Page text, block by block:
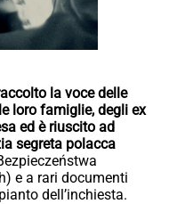
la voce delle
loro famiglie, degli ex
ed è riuscito ad
segreta polacca
e a rari documenti
dell’inchiesta.